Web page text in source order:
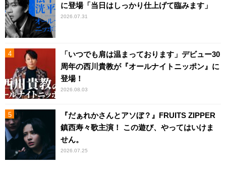
に登場「当日はしっかり仕上げて臨みます」
2026.07.31
「いつでも肩は温まっております」デビュー30
周年の西川貴教が『オールナイトニッポン』に
登場！
2026.08.03
『だぁれかさんとアソぼ？』FRUITS ZIPPER
鎮西寿々歌主演！ この遊び、やってはいけま
せん。
2026.07.25